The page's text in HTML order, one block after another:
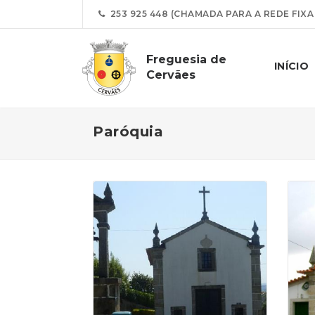
253 925 448 (CHAMADA PARA A REDE
Freguesia de
Cervães
INÍCIO
Paróquia